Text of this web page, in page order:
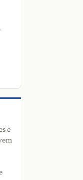
e